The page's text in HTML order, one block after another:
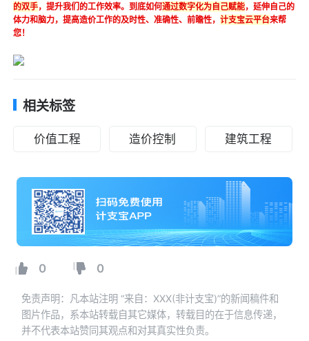
的双手，提升我们的工作效率。到底如何通过数字化为自己赋能，延伸自己的
体力和脑力，提高造价工作的及时性、准确性、前瞻性，计支宝云平台来帮
您！
相关标签
价值工程 造价控制 建筑工程
0 0
免责声明：凡本站注明 “来自：XXX(非计支宝)”的新闻稿件和
图片作品，系本站转载自其它媒体，转载目的在于信息传递，
并不代表本站赞同其观点和对其真实性负责。